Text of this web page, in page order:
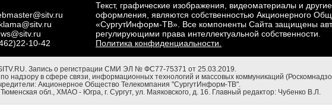
10-42
Текст, графические изображения, видеоматериалы и
оформления, являются собственностью Акционерного
«СургутИнформ-ТВ». Все компоненты Сайта защищены
регулирующими права интеллектуальной собственности.
Политика конфиденциальности.
Запись о регистрации СМИ ЭЛ № ФС77-75371 от 25.03.2019.
надзору в сфере связи, информационных технологий и массовых коммуникаций
Акционерное Общество Телекомпания "СургутИнформ-ТВ".
обл., ХМАО - Югра, г. Сургут, ул. Маяковского, д. 16. Главный редактор: Чубенко В.Л.